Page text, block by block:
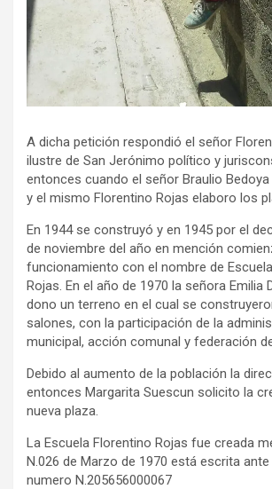
A dicha petición respondió el señor
ilustre de San Jerónimo político y
entonces cuando el señor Braulio
y el mismo Florentino Rojas elaboro los
En 1944 se construyó y en 1945 por el
de noviembre del año en mención
funcionamiento con el nombre de
Rojas. En el año de 1970 la señora Emilia
dono un terreno en el cual se
salones, con la participación de la
municipal, acción comunal y federación
Debido al aumento de la población la
entonces Margarita Suescun solicito la
nueva plaza.
La Escuela Florentino Rojas fue creada
N.026 de Marzo de 1970 está escrita ante
numero N.205656000067